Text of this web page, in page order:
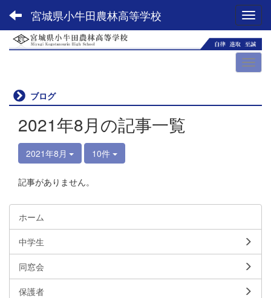
宮城県小牛田農林高等学校
ブログ
2021年8月の記事一覧
2021年8月 10件
記事がありません。
ホーム
中学生
同窓会
保護者